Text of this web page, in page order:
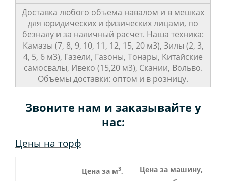
Доставка любого объема навалом и в мешках
для юридических и физических лицами, по
безналу и за наличный расчет. Наша техника:
Камазы (7, 8, 9, 10, 11, 12, 15, 20 м3), Зилы (2, 3,
4, 5, 6 м3), Газели, Газоны, Тонары, Китайские
самосвалы, Ивеко (15,20 м3), Скании, Вольво.
Объемы доставки: оптом и в розницу.
Звоните нам и заказывайте у
нас:
Цены на торф
Цена за м3,
Цена за машину,